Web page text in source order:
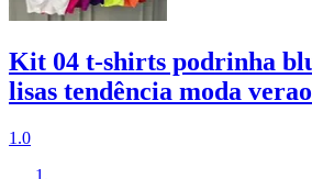
Kit 04 t-shirts podrinha
lisas tendência moda
1.0